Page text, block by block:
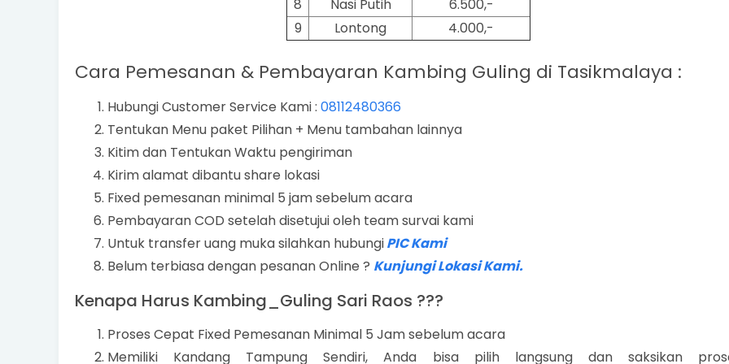
8 Nasi Putih
6.500,-
9
Lontong 4.000,-
Cara Pemesanan & Pembayaran Kambing Guling di Tasikmalaya :
Hubungi Customer Service Kami : 08112480366
Tentukan Menu paket Pilihan + Menu tambahan lainnya
Kitim dan Tentukan Waktu pengiriman
Kirim alamat dibantu share lokasi
Fixed pemesanan minimal 5 jam sebelum acara
Pembayaran COD setelah disetujui oleh team survai kami
Untuk transfer uang muka silahkan hubungiPIC Kami
Belum terbiasa dengan pesanan Online ? Kunjungi Lokasi Kami.
Kenapa Harus Kambing_Guling Sari Raos ???
Proses Cepat Fixed Pemesanan Minimal 5 Jam sebelum acara
Memiliki Kandang Tampung Sendiri, Anda bisa pilih langsung dan saksikan